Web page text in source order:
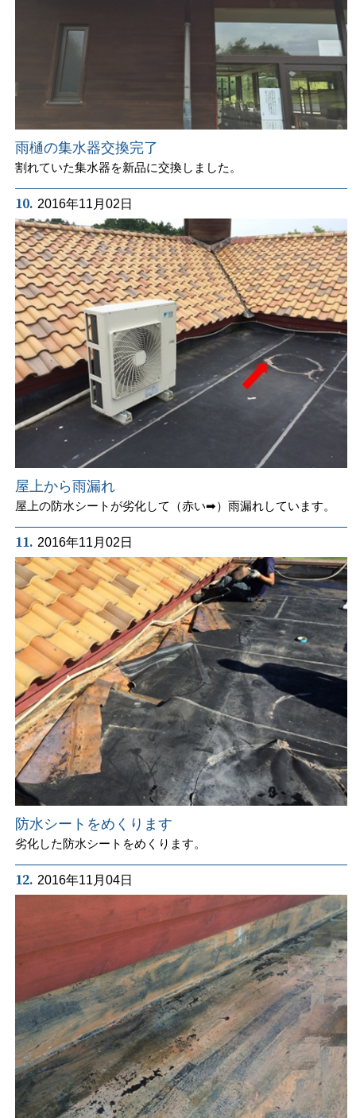
雨樋の集水器交換完了
割れていた集水器を新品に交換しました。
10. 2016年11月02日
屋上から雨漏れ
屋上の防水シートが劣化して（赤い➡）雨漏れしています。
11. 2016年11月02日
防水シートをめくります
劣化した防水シートをめくります。
12. 2016年11月04日